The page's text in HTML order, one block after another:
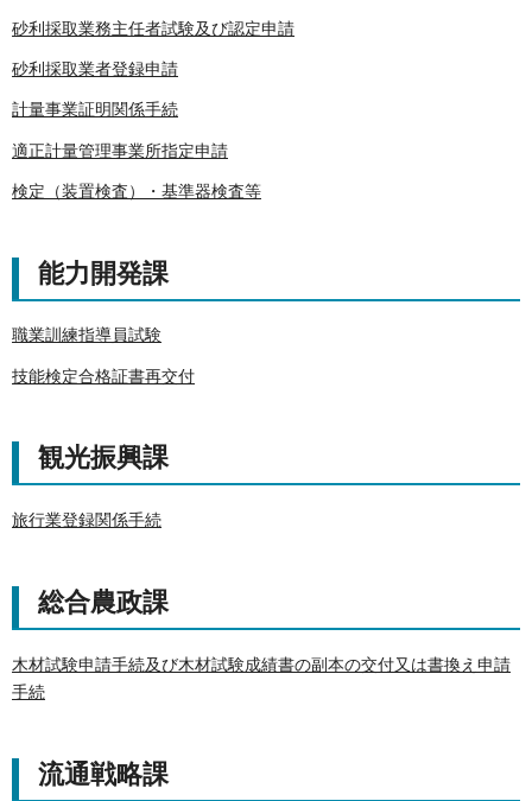
砂利採取業務主任者試験及び認定申請
砂利採取業者登録申請
計量事業証明関係手続
適正計量管理事業所指定申請
検定（装置検査）・基準器検査等
能力開発課
職業訓練指導員試験
技能検定合格証書再交付
観光振興課
旅行業登録関係手続
総合農政課
木材試験申請手続及び木材試験成績書の副本の交付又は書換え申請
手続
流通戦略課